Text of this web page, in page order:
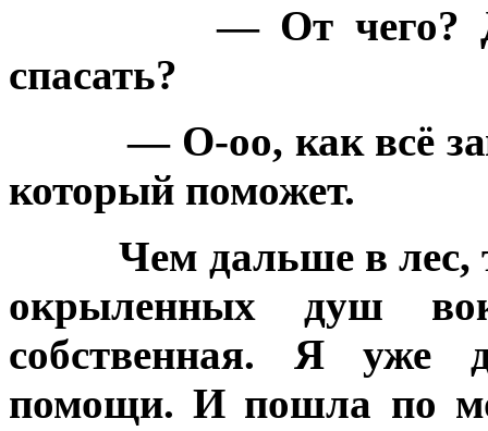
— От чего?
спасать?
— О-оо, как всё
который поможет.
Чем дальше в
окрыленных душ
собственная. Я уже
помощи. И пошла по